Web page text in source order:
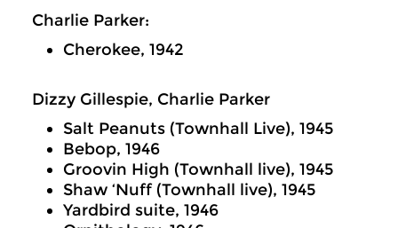
Charlie Parker:
Cherokee, 1942
Dizzy Gillespie, Charlie Parker
Salt Peanuts (Townhall Live), 1945
Bebop, 1946
Groovin High (Townhall live), 1945
Shaw ‘Nuff (Townhall live), 1945
Yardbird suite, 1946